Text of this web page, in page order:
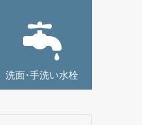
洗面･手洗い水栓